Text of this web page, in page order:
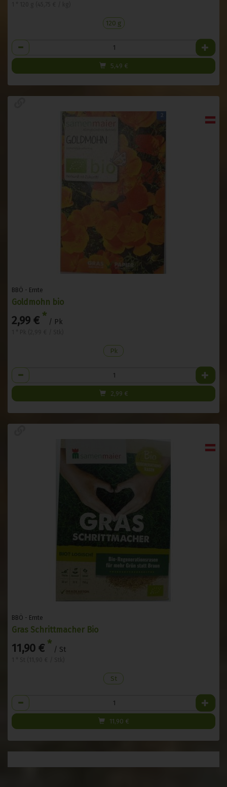
120 g
Anzahl
5,49 €
BBÖ - Ernte
Goldmohn bio
2,99 € * / Pk
Pk
Anzahl
2,99 €
BBÖ - Ernte
Gras Schrittmacher Bio
11,90 € * / St
St
Anzahl
11,90 €